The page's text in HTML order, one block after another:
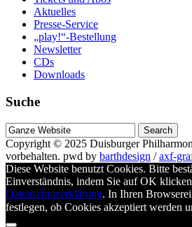
Aktuelles
Presse-Service
„play!“-Bestellung
Newsletter
CDs
Downloads
Suche
Suche
nach
Copyright © 2025 Duisburger
vorbehalten. pwd by barthdesign /axf-
Diese Website benutzt Cookies. Bitte
Einverständnis, indem Sie auf OK
Datenschutzerklärung. In Ihren
festlegen, ob Cookies akzeptiert werden